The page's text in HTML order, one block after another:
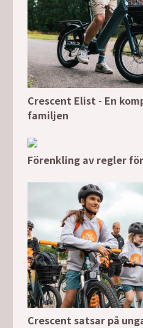
Crescent Elist - En
familjen
Förenkling av regler
Crescent satsar på